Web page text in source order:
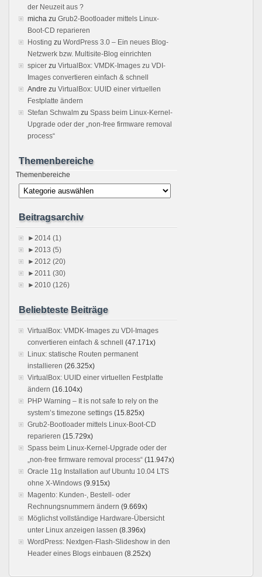
der Neuzeit aus ?
micha zu Grub2-Bootloader mittels Linux-
Boot-CD reparieren
Hosting zu WordPress 3.0 – Ein neues Blog-
Netzwerk bzw. Multisite-Blog einrichten
spicer zu VirtualBox: VMDK-Images zu VDI-
Images convertieren einfach & schnell
Andre zu VirtualBox: UUID einer virtuellen
Festplatte ändern
Stefan Schwalm zu Spass beim Linux-Kernel-
Upgrade oder der „non-free firmware removal
process“
Themenbereiche
Themenbereiche
Beitragsarchiv
► 2014 (1)
► 2013 (5)
► 2012 (20)
► 2011 (30)
► 2010 (126)
Beliebteste Beiträge
VirtualBox: VMDK-Images zu VDI-Images
convertieren einfach & schnell (47.171x)
Linux: statische Routen permanent
installieren (26.325x)
VirtualBox: UUID einer virtuellen Festplatte
ändern (16.104x)
PHP Warning – It is not safe to rely on the
system’s timezone settings (15.825x)
Grub2-Bootloader mittels Linux-Boot-CD
reparieren (15.729x)
Spass beim Linux-Kernel-Upgrade oder der
„non-free firmware removal process“ (11.947x)
Oracle 11g Installation auf Ubuntu 10.04 LTS
ohne X-Windows (9.915x)
Magento: Kunden-, Bestell- oder
Rechnungsnummern ändern (9.669x)
Möglichst vollständige Hardware-Übersicht
unter Linux anzeigen lassen (8.396x)
WordPress: Nextgen-Flash-Slideshow in den
Header eines Blogs einbauen (8.252x)